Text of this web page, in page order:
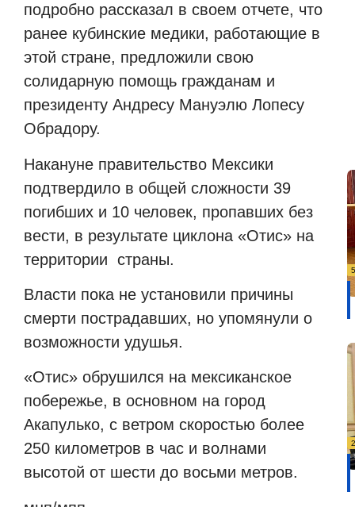
подробно рассказал в своем отчете, что
ранее кубинские медики, работающие в
этой стране, предложили свою
солидарную помощь гражданам и
президенту Андресу Мануэлю Лопесу
Обрадору.
Накануне правительство Мексики
подтвердило в общей сложности 39
погибших и 10 человек, пропавших без
вести, в результате циклона «Отис» на
территории страны.
Власти пока не установили причины
смерти пострадавших, но упомянули о
возможности удушья.
«Отис» обрушился на мексиканское
побережье, в основном на город
Акапулько, с ветром скоростью более
250 километров в час и волнами
высотой от шести до восьми метров.